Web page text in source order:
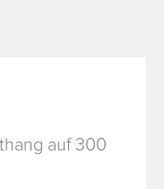
auf 300